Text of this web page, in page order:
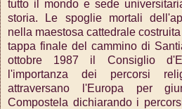
tutto il mondo e sede
storia.
Le spoglie mortali
nella maestosa cattedrale
tappa finale del cammino di
ottobre 1987 il Consiglio
l'importanza dei percorsi
attraversano l'Europa per
Compostela dichiarando i